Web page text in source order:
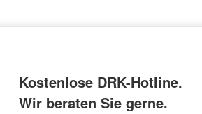
Kostenlose DRK-Hotline.
Wir beraten Sie gerne.